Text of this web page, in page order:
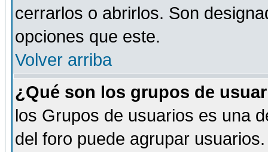
cerrarlos o abrirlos. Son
opciones que este.
Volver arriba
¿Qué son los grupos de
los Grupos de usuarios es una
del foro puede agrupar